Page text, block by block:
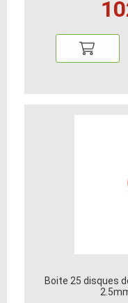
Boite 25 disques